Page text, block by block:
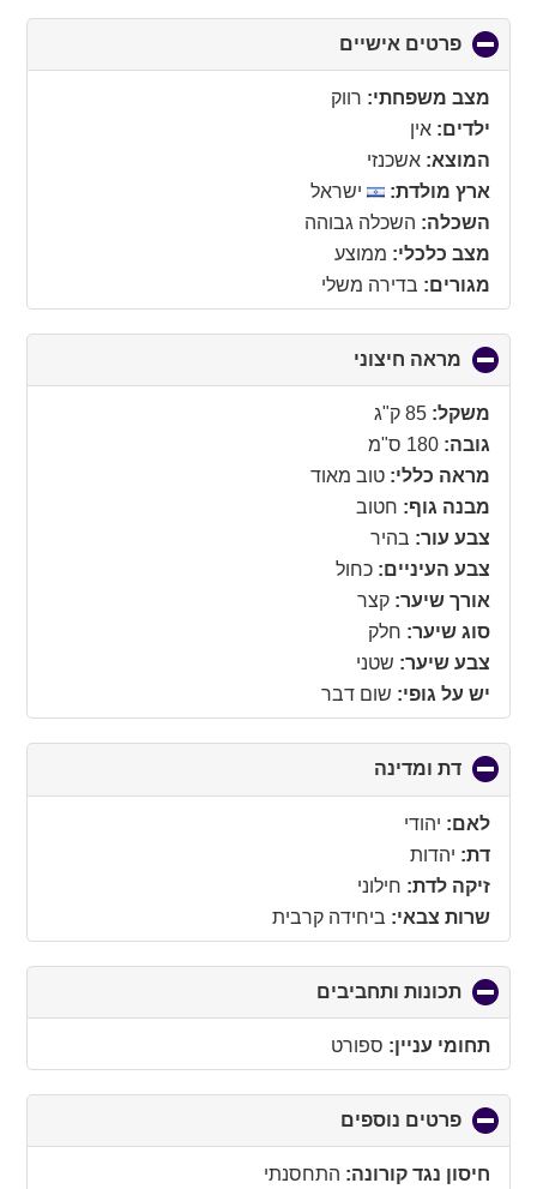
פרטים אישיים
to
collapse
מצב משפחתי: רווק
ילדים: אין
המוצא: אשכנזי
ארץ מולדת:
ישראל
השכלה: השכלה גבוהה
מצב כלכלי: ממוצע
מגורים: בדירה משלי
מראה חיצוני
to
משקל: 85 ק"ג
גובה: 180 ס"מ
מראה כללי: טוב מאוד
מבנה גוף: חטוב
צבע עור: בהיר
צבע העיניים: כחול
אורך שיער: קצר
סוג שיער: חלק
צבע שיער: שטני
יש על גופי: שום דבר
דת ומדינה
to
לאם: יהודי
דת: יהדות
זיקה לדת: חילוני
שרות צבאי: ביחידה קרבית
תכונות ותחביבים
to
תחומי עניין: ספורט
פרטים נוספים
to
collapse חיסון נגד קורונה: התחסנתי